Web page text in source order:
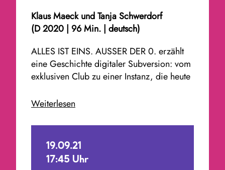
Klaus Maeck und Tanja Schwerdorf
(D 2020 | 96 Min. | deutsch)
ALLES IST EINS. AUSSER DER 0. erzählt
eine Geschichte digitaler Subversion: vom
exklusiven Club zu einer Instanz, die heute
gezogen wird. Der Dokumentarfilm von
der bekanntesten deutschen
Hackervereinigung ein stilsicheres,
kraftvolles und würdiges Denkmal. Selten
hat man ein so eindringliches Porträt über
Weiterlesen
19.09.21
17:45 Uhr